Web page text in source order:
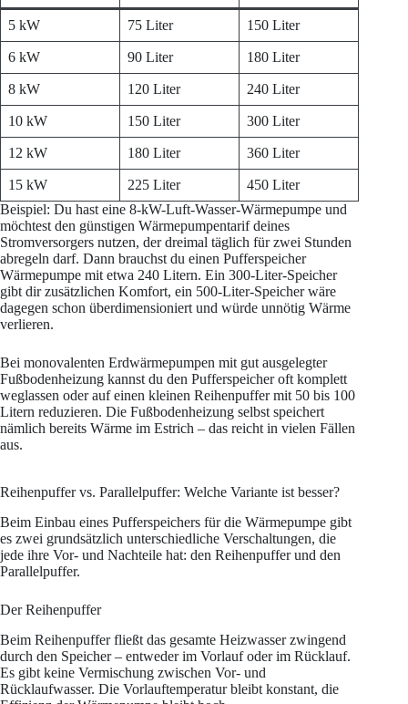
5 kW 75 Liter 150 Liter
6 kW 90 Liter 180 Liter
8 kW 120 Liter 240 Liter
10 kW 150 Liter 300 Liter
12 kW 180 Liter 360 Liter
15 kW 225 Liter
450 Liter
Beispiel: Du hast eine 8-kW-Luft-Wasser-Wärmepumpe und
möchtest den günstigen Wärmepumpentarif deines
Stromversorgers nutzen, der dreimal täglich für zwei Stunden
abregeln darf. Dann brauchst du einen Pufferspeicher
Wärmepumpe mit etwa 240 Litern. Ein 300-Liter-Speicher
gibt dir zusätzlichen Komfort, ein 500-Liter-Speicher wäre
dagegen schon überdimensioniert und würde unnötig Wärme
verlieren.
Bei monovalenten Erdwärmepumpen mit gut ausgelegter
Fußbodenheizung kannst du den Pufferspeicher oft komplett
weglassen oder auf einen kleinen Reihenpuffer mit 50 bis 100
Litern reduzieren. Die Fußbodenheizung selbst speichert
nämlich bereits Wärme im Estrich – das reicht in vielen Fällen
aus.
Reihenpuffer vs. Parallelpuffer: Welche Variante ist besser?
Beim Einbau eines Pufferspeichers für die Wärmepumpe gibt
es zwei grundsätzlich unterschiedliche Verschaltungen, die
jede ihre Vor- und Nachteile hat: den Reihenpuffer und den
Parallelpuffer.
Der Reihenpuffer
Beim Reihenpuffer fließt das gesamte Heizwasser zwingend
durch den Speicher – entweder im Vorlauf oder im Rücklauf.
Es gibt keine Vermischung zwischen Vor- und
Rücklaufwasser. Die Vorlauftemperatur bleibt konstant, die